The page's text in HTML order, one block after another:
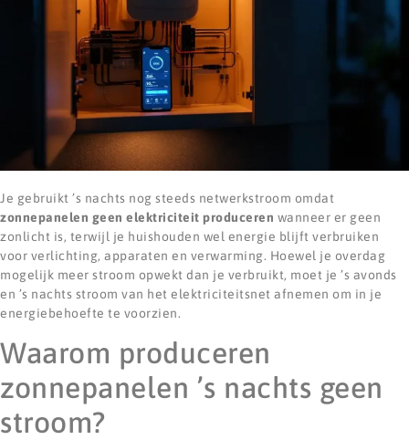
Je gebruikt ’s nachts nog steeds netwerkstroom omdat
zonnepanelen geen elektriciteit produceren wanneer er geen
zonlicht is, terwijl je huishouden wel energie blijft verbruiken
voor verlichting, apparaten en verwarming. Hoewel je overdag
mogelijk meer stroom opwekt dan je verbruikt, moet je ’s avonds
en ’s nachts stroom van het elektriciteitsnet afnemen om in je
energiebehoefte te voorzien.
Waarom produceren
zonnepanelen ’s nachts geen
stroom?